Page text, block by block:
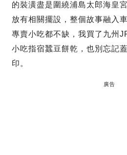
的裝潢盡是圍繞浦島太郎海皇
放有相關擺設，整個故事融入
專賣小吃都不缺，我買了九州
小吃指宿蠶豆餅乾，也別忘記
印。
廣告